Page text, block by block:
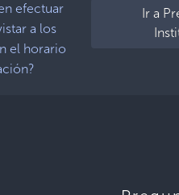
efectuar
a los
el horario
Ir a